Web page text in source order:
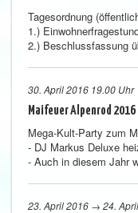
Tagesordnung
1.)
2.) Beschlussfassung
30. April 2016 19.00 Uhr
Maifeuer Alpenrod 2016
Mega-Kult-Party zum
- DJ Markus Deluxe
- Auch in diesem Jahr
23. April 2016 → 24.